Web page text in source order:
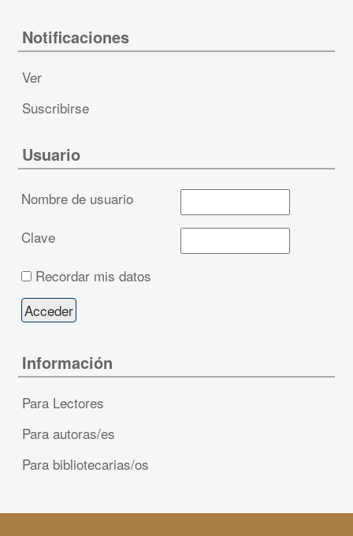
Notificaciones
Ver
Suscribirse
Usuario
Nombre de usuario
Clave
Recordar mis datos
Información
Para Lectores
Para autoras/es
Para bibliotecarias/os